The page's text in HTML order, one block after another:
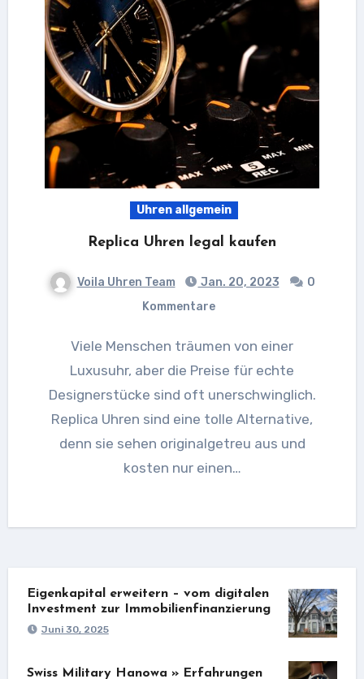
Uhren allgemein
Replica Uhren legal kaufen
Voila Uhren Team Jan. 20, 2023
0
Kommentare
Viele Menschen träumen von einer
Luxusuhr, aber die Preise für echte
Designerstücke sind oft unerschwinglich.
Replica Uhren sind eine tolle Alternative,
denn sie sehen originalgetreu aus und
kosten nur einen…
Eigenkapital erweitern – vom digitalen
Investment zur Immobilienfinanzierung
Juni 30, 2025
Swiss Military Hanowa » Erfahrungen